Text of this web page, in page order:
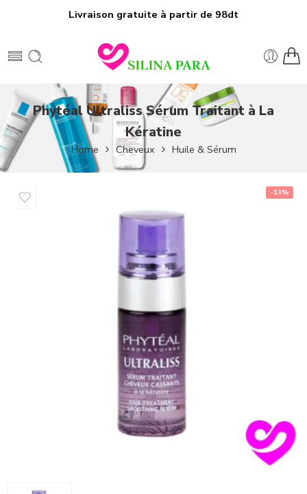
Livraison gratuite à partir de 98dt
Phytéal Ultraliss Sérum Traitant à La
Kératine
Home Cheveux Huile & Sérum
-13%